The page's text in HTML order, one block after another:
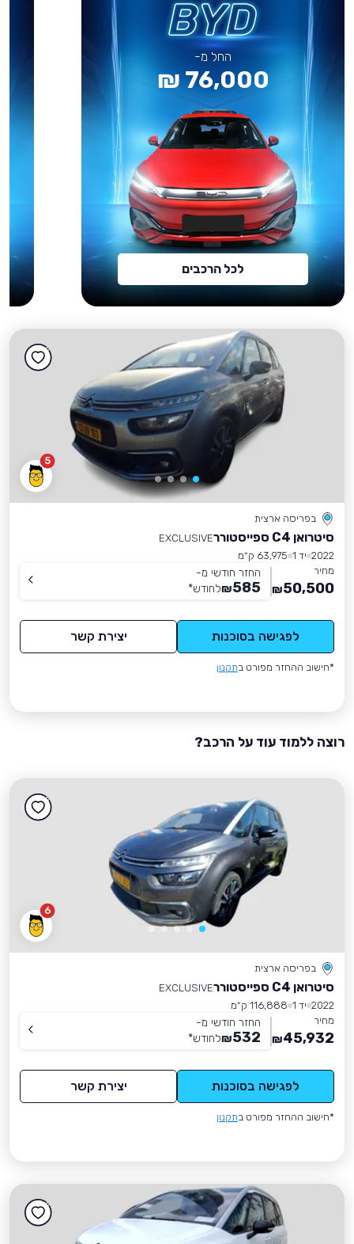
החל מ-
76,000 ₪
לכל הרכבים
5
בפריסה ארצית
סיטרואן C4 ספייסטורר
EXCLUSIVE
2022 יד 1
63,975 ק״מ
מחיר
50,500
₪
החזר חודשי מ-
585
₪לחודש*
לפגישה בסוכנות יצירת קשר
*חישוב ההחזר מפורט בתקנון
רוצה ללמוד עוד על הרכב?
6
בפריסה ארצית
סיטרואן C4 ספייסטורר
EXCLUSIVE
2022 יד 1
116,888 ק״מ
מחיר
45,932
₪
החזר חודשי מ-
532
₪לחודש*
לפגישה בסוכנות יצירת קשר
*חישוב ההחזר מפורט בתקנון